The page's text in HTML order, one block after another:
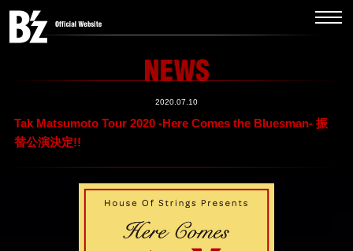
2020.07.10
Tak Matsumoto Tour 2020 -Here Comes the Bluesman- 振
替公演決定!!